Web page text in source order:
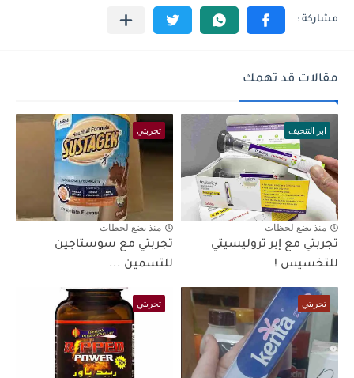
مقالات قد تهمك
ابر التنحيف
منذ بضع لحظات
تجربتي مع إبر تروليسيتي
للتخسيس !
تجربتي
منذ بضع لحظات
تجربتي مع سوستاجين
للتسمين ...
تجربتي تجربتي